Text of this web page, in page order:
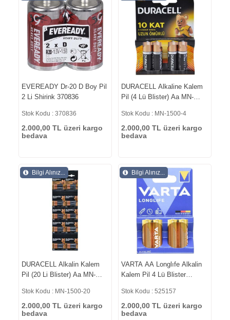
EVEREADY Dr-20 D Boy Pil
2 Li Shirink 370836
Stok Kodu : 370836
2.000,00 TL üzeri kargo
bedava
DURACELL Alkaline Kalem
Pil (4 Lü Blister) Aa MN-
Stok Kodu : MN-1500-4
2.000,00 TL üzeri kargo
bedava
Bilgi Alınız...
DURACELL Alkalin Kalem
Pil (20 Li Blister) Aa MN-
Stok Kodu : MN-1500-20
2.000,00 TL üzeri kargo
bedava
Bilgi Alınız...
VARTA AA Longlıfe Alkalin
Kalem Pil 4 Lü Blister
Stok Kodu : 525157
2.000,00 TL üzeri kargo
bedava